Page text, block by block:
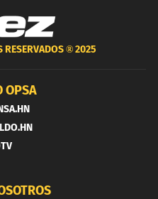
RESERVADOS ®2025
OPSA